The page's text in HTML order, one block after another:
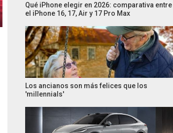
Qué iPhone elegir en 2026: comparativa entre
el iPhone 16, 17, Air y 17 Pro Max
Los ancianos son más felices que los
'millennials'